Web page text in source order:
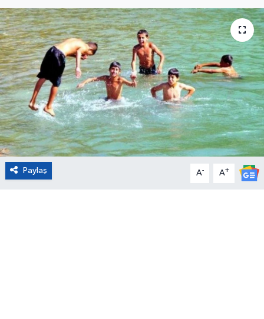
Paylaş A- A+
Eğitim
Sağlık
Magazin
Turizm
Çevre
Kültür ve Sanat